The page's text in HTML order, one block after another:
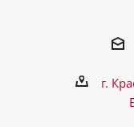
г.